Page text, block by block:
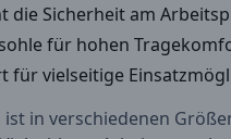
die Sicherheit am
für hohen
für vielseitige
ist in verschiedenen